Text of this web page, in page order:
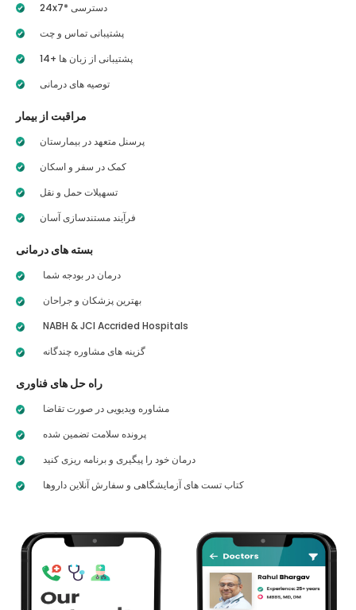
24x7* دسترسی
پشتیبانی تماس و چت
14+ پشتیبانی از زبان ها
توصیه های درمانی
مراقبت از بیمار
پرسنل متعهد در بیمارستان
کمک در سفر و اسکان
تسهیلات حمل و نقل
فرآیند مستندسازی آسان
بسته های درمانی
درمان در بودجه شما
بهترین پزشکان و جراحان
NABH & JCI Accrided Hospitals
گزینه های مشاوره چندگانه
راه حل های فناوری
مشاوره ویدیویی در صورت تقاضا
پرونده سلامت تضمین شده
درمان خود را پیگیری و برنامه ریزی کنید
کتاب تست های آزمایشگاهی و سفارش آنلاین داروها